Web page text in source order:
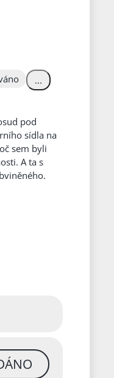
...
pod
sídla na
sem byli
A ta s